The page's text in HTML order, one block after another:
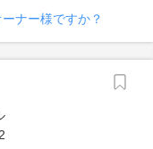
ナー様ですか？